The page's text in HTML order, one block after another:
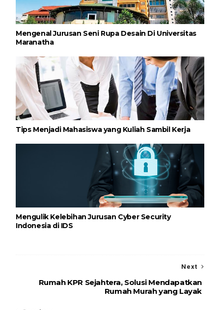
Mengenal Jurusan Seni Rupa Desain Di Universitas
Maranatha
Tips Menjadi Mahasiswa yang Kuliah Sambil Kerja
Mengulik Kelebihan Jurusan Cyber Security
Indonesia di IDS
Next
Rumah KPR Sejahtera, Solusi Mendapatkan
Rumah Murah yang Layak